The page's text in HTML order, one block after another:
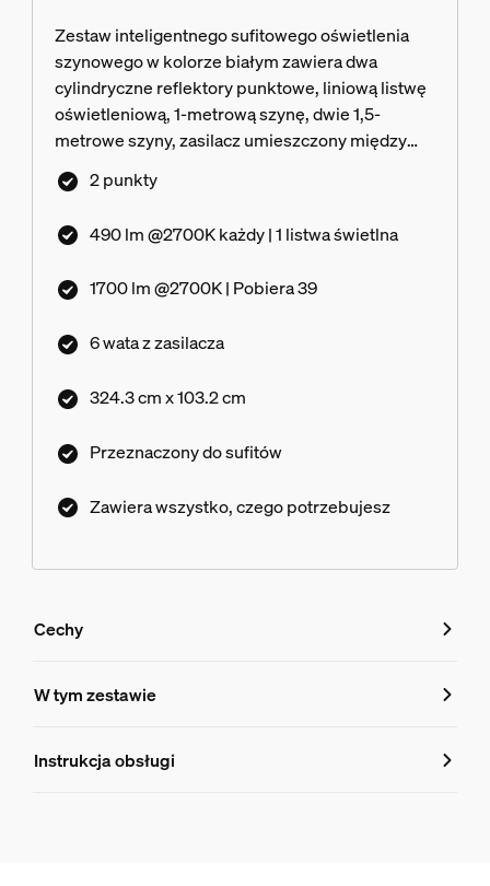
Zestaw inteligentnego sufitowego oświetlenia
szynowego w kolorze białym zawiera dwa
cylindryczne reflektory punktowe, liniową listwę
oświetleniową, 1-metrową szynę, dwie 1,5-
metrowe szyny, zasilacz umieszczony między
szynami oraz złącza umożliwiające utworzenie
kształtu litery L skierowanej w prawo.
2 punkty
490 lm @2700K każdy | 1 listwa świetlna
1700 lm @2700K | Pobiera 39
6 wata z zasilacza
324.3 cm x 103.2 cm
Przeznaczony do sufitów
Zawiera wszystko, czego potrzebujesz
Cechy
Cechy
8719514872288
W tym zestawie
Instrukcja obsługi